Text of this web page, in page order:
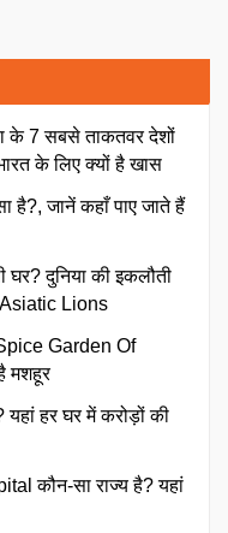
के 7 सबसे ताकतवर देशों
के लिए क्यों है खास
है?, जानें कहाँ पाए जाते हैं
घर? दुनिया की इकलौती
Lions
Garden Of
मशहूर
हर घर में करोड़ों की
कौन-सा राज्य है? यहां